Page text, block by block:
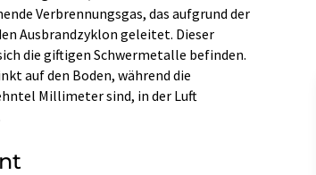
Verbrennungsgas, das aufgrund der
Ausbrandzyklon geleitet. Dieser
die giftigen Schwermetalle befinden.
auf den Boden, während die
Millimeter sind, in der Luft